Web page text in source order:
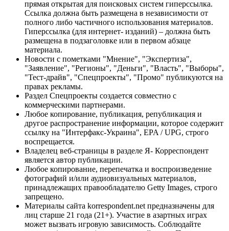
прямая открытая для поисковых систем гиперссылка.
Ссылка должна быть размещена в независимости от
полного либо частичного использования материалов.
Гиперссылка (для интернет- изданий) – должна быть
размещена в подзаголовке или в первом абзаце
материала.
Новости с пометками "Мнение", "Экспертиза",
"Заявление", "Регионы", "Деньги", "Власть", "Выборы",
"Тест-драйв", "Спецпроекты", "Промо" публикуются на
правах рекламы.
Раздел Спецпроекты создается совместно с
коммерческими партнерами.
Любое копирование, публикация, републикация и
другое распространение информации, которое содержит
ссылку на "Интерфакс-Украина", EPA / UPG, строго
воспрещается.
Владелец веб-страницы в разделе Я- Корреспондент
является автор публикации.
Любое копирование, перепечатка и воспроизведение
фотографий и/или аудиовизуальных материалов,
принадлежащих правообладателю Getty Images, строго
запрещено.
Материалы сайта korrespondent.net предназначены для
лиц старше 21 года (21+). Участие в азартных играх
может вызвать игровую зависимость. Соблюдайте